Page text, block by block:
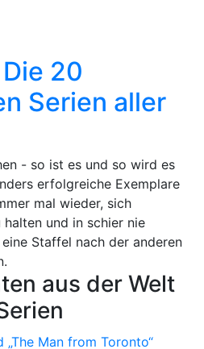
20
Serien aller
- so ist es und so wird es
erfolgreiche Exemplare
mal wieder, sich
und in schier nie
Staffel nach der anderen
aus der Welt